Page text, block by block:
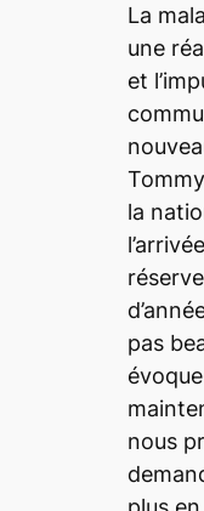
La
une
et
la
pas
nous